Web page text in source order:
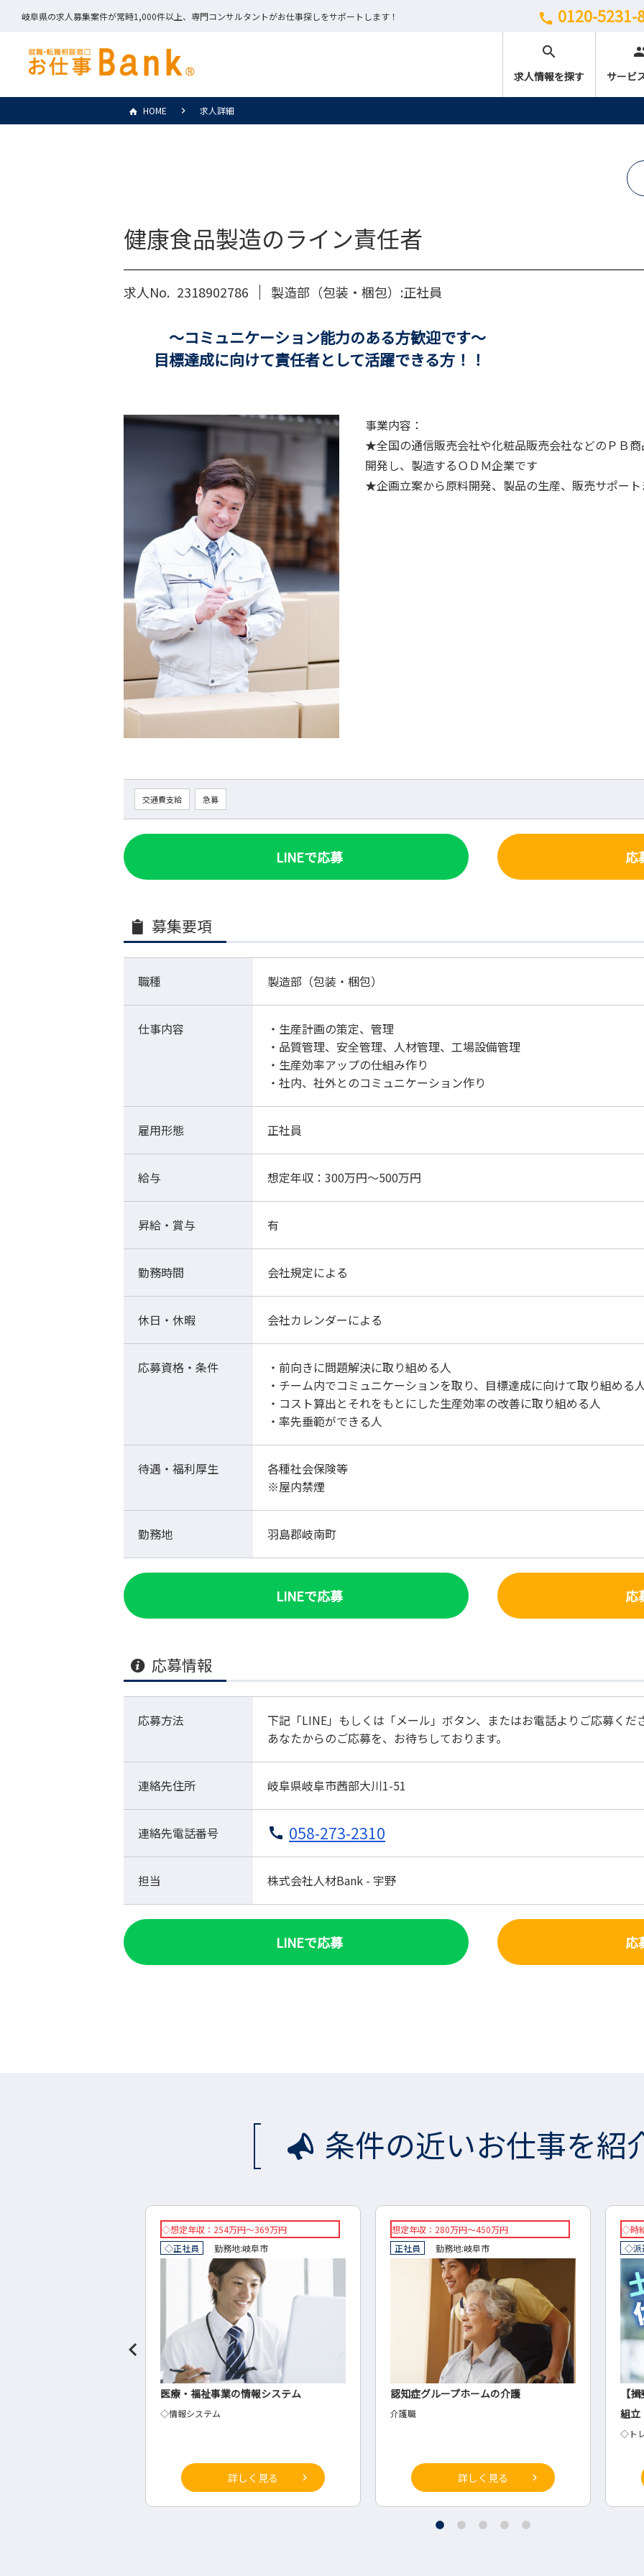
岐阜県の求人募集案件が常時1,000件以上、専門コンサルタントがお仕事探しをサポートします！ call 0120-5231-
search
求人情報を探す サービ
HOME 求人詳細
健康食品製造のライン責任者
求人No. 2318902786 製造部（包装・梱包）:正社員
～コミュニケーション能力のある方歓迎です～
目標達成に向けて責任者として活躍できる方！！
事業内容：
★全国の通信販売会社や化粧品販売会社などのＰＢ
開発し、製造するＯＤＭ企業です
★企画立案から原料開発、製品の生産、販売サポー
交通費支給 急募
LINEで応募 応
募集要項
職種 製造部（包装・梱包）
仕事内容
・生産計画の策定、管理
・品質管理、安全管理、人材管理、工場設備管理
・生産効率アップの仕組み作り
・社内、社外とのコミュニケーション作り
雇用形態 正社員
給与 想定年収：300万円～500万円
昇給・賞与 有
勤務時間 会社規定による
休日・休暇 会社カレンダーによる
応募資格・条件
・前向きに問題解決に取り組める人
・チーム内でコミュニケーションを取り、目標達成に向けて取り組める
・コスト算出とそれをもとにした生産効率の改善に取り組める人
・率先垂範ができる人
待遇・福利厚生
各種社会保険等
※屋内禁煙
勤務地 羽島郡岐南町
LINEで応募 応
応募情報
応募方法
下記「LINE」もしくは「メール」ボタン、またはお電話よりご応募くだ
あなたからのご応募を、お待ちしております。
連絡先住所 岐阜県岐阜市茜部大川1-51
連絡先電話番号 058-273-2310
担当 株式会社人材Bank - 宇野
LINEで応募 応
条件の近いお仕事を紹
想定年収：280万円～450万円
正社員
勤務地:岐阜市
認知症グループホームの介護
介護職
詳しく見る
◇時給：1200円～
◇派遣
勤務地:大野町
【揖斐郡大野町】トレーニングマシンの
組立
詳しく見る
◆想
◆正
海
◆海